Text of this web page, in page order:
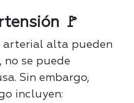
🚩
arterial alta pueden
no se puede
Sin embargo,
incluyen: